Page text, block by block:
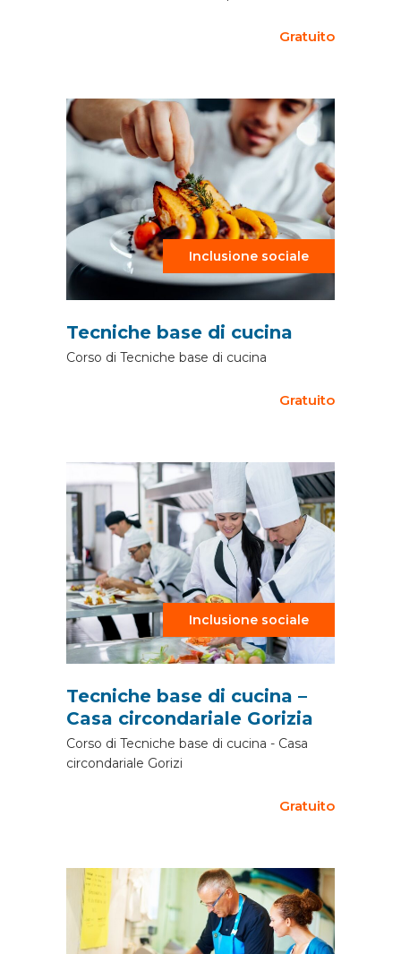
Gratuito
Inclusione sociale
Tecniche base di cucina
Corso di Tecniche base di cucina
Gratuito
Inclusione sociale
Tecniche base di cucina –
Casa circondariale Gorizia
Corso di Tecniche base di cucina - Casa
circondariale Gorizi
Gratuito